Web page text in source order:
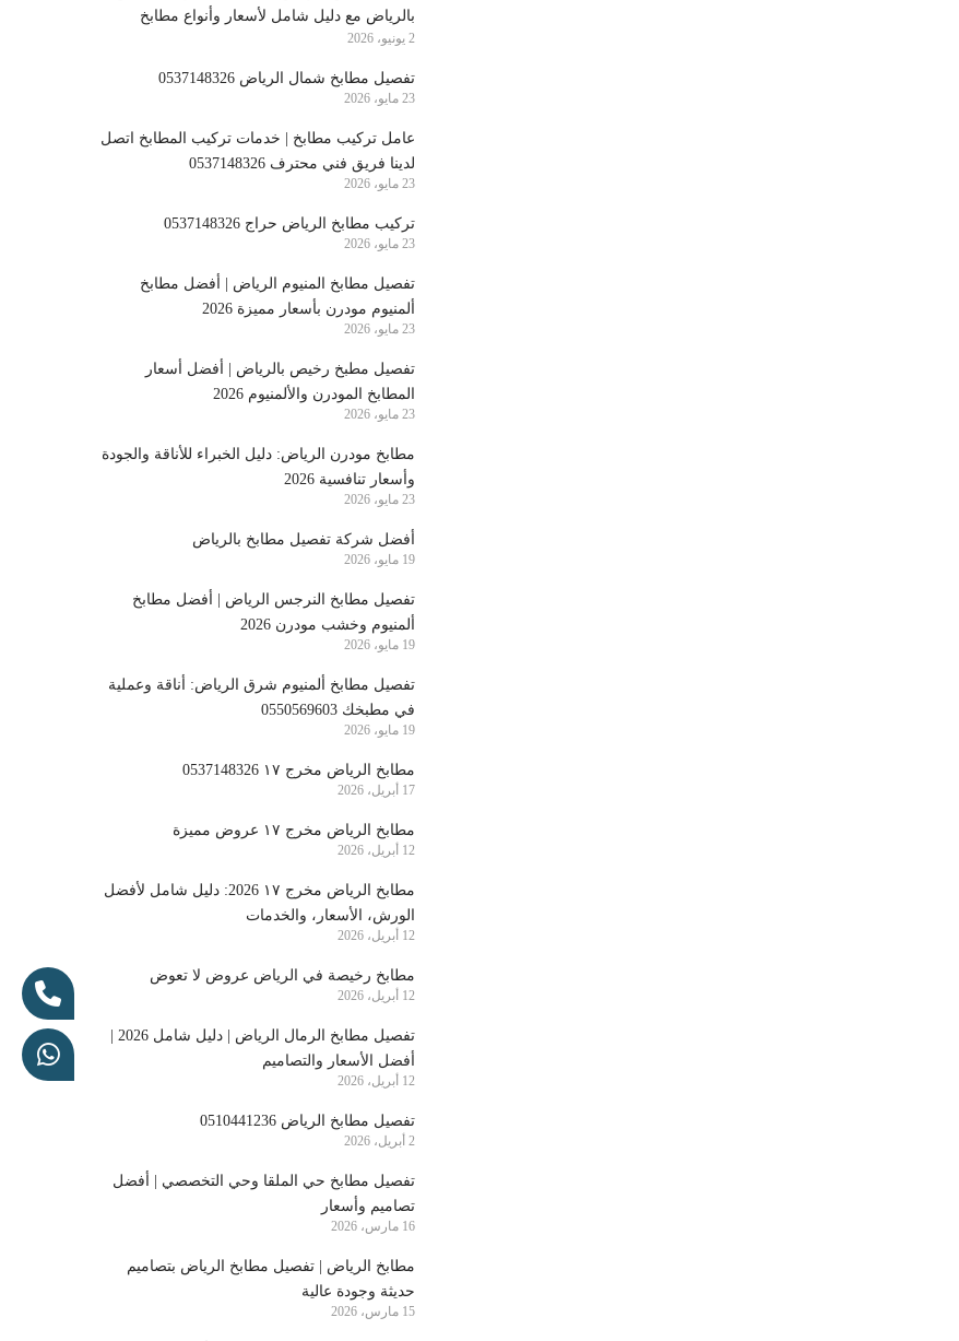
بالرياض مع دليل شامل لأسعار وأنواع مطابخ
الرياض
2 يونيو، 2026
تفصيل مطابخ شمال الرياض 0537148326
23 مايو، 2026
عامل تركيب مطابخ | خدمات تركيب المطابخ اتصل
لدينا فريق فني محترف 0537148326
23 مايو، 2026
تركيب مطابخ الرياض حراج 0537148326
23 مايو، 2026
تفصيل مطابخ المنيوم الرياض | أفضل مطابخ
ألمنيوم مودرن بأسعار مميزة 2026
23 مايو، 2026
تفصيل مطبخ رخيص بالرياض | أفضل أسعار
المطابخ المودرن والألمنيوم 2026
23 مايو، 2026
مطابخ مودرن الرياض: دليل الخبراء للأناقة والجودة
وأسعار تنافسية 2026
23 مايو، 2026
أفضل شركة تفصيل مطابخ بالرياض
19 مايو، 2026
تفصيل مطابخ النرجس الرياض | أفضل مطابخ
ألمنيوم وخشب مودرن 2026
19 مايو، 2026
تفصيل مطابخ ألمنيوم شرق الرياض: أناقة وعملية
في مطبخك 0550569603
19 مايو، 2026
مطابخ الرياض مخرج ١٧ 0537148326
17 أبريل، 2026
مطابخ الرياض مخرج ١٧ عروض مميزة
12 أبريل، 2026
مطابخ الرياض مخرج ١٧ 2026: دليل شامل لأفضل
الورش، الأسعار، والخدمات
12 أبريل، 2026
مطابخ رخيصة في الرياض عروض لا تعوض
12 أبريل، 2026
أفضل الأسعار والتصاميم
12 أبريل، 2026
تفصيل مطابخ الرياض 0510441236
2 أبريل، 2026
تفصيل مطابخ حي الملقا وحي التخصصي | أفضل
تصاميم وأسعار
16 مارس، 2026
مطابخ الرياض | تفصيل مطابخ الرياض بتصاميم
حديثة وجودة عالية
15 مارس، 2026